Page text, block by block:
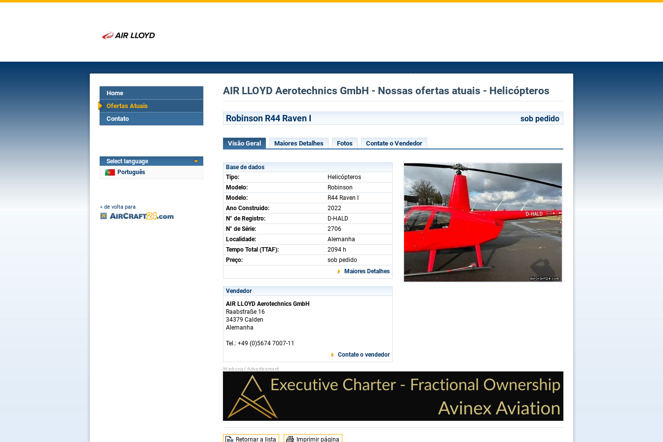
Home
Ofertas Atuais
Contato
Select language
Português
« de volta para
AIR LLOYD Aerotechnics GmbH - Nossas ofertas atuais - Helicópteros
Robinson R44 Raven I sob pedido
Visão Geral Maiores Detalhes Fotos Contate o Vendedor
Base de dados
Tipo:
Helicópteros
Modelo:
Robinson
Modelo:
R44 Raven I
Ano Construido:
2022
N° de Registro:
D-HALD
N° de Série:
2706
Localidade:
Alemanha
Tempo Total (TTAF):
2094 h
Preço:
sob pedido
Maiores Detalhes
Vendedor
AIR LLOYD Aerotechnics GmbH
Raabstraße 16
34379 Calden
Alemanha
Tel.: +49 (0)5674 7007-11
Contate o vendedor
Retornar a lista Imprimir página